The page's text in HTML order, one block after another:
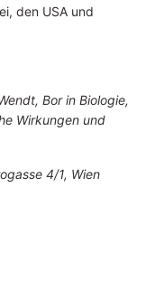
den USA und
Bor in Biologie,
Wirkungen und
4/1, Wien